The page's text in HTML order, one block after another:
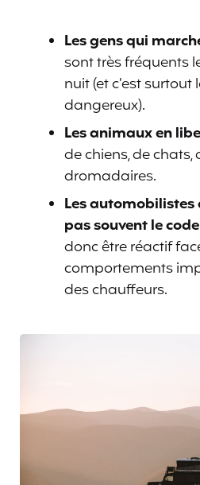
Les gens qui
sont très fréquents
nuit (et c’est surtout
dangereux).
Les animaux en
de chiens, de chats,
dromadaires.
Les automobilistes
pas souvent le
donc être réactif
comportements
des chauffeurs.